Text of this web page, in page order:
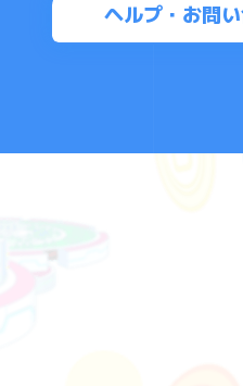
ヘルプ・お問